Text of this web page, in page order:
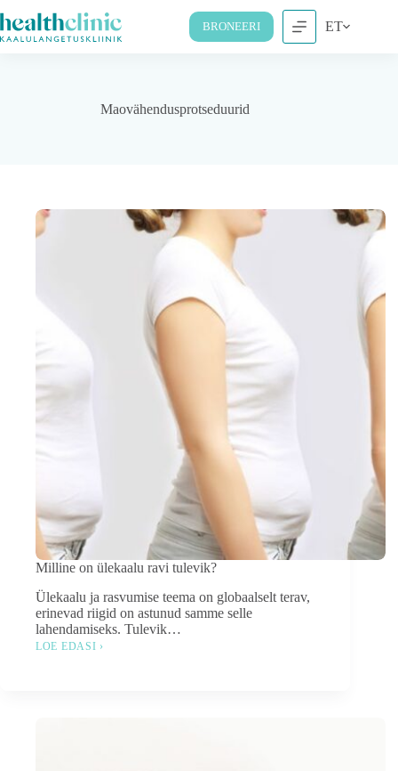
BRONEERI ET
Maovähendusprotseduurid
Milline on ülekaalu ravi tulevik?
Ülekaalu ja rasvumise teema on globaalselt terav,
erinevad riigid on astunud samme selle
lahendamiseks. Tulevik…
LOE EDASI ›